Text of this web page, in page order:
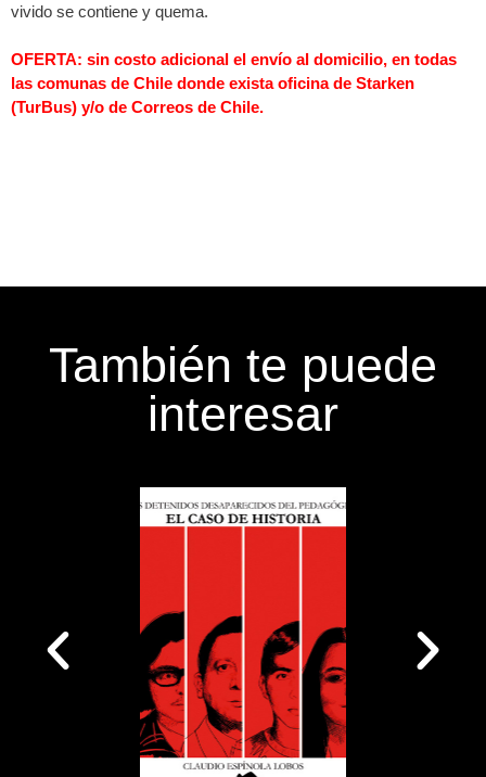
vivido se contiene y quema.
OFERTA: sin costo adicional el envío al domicilio, en todas
las comunas de Chile donde exista oficina de Starken
(TurBus) y/o de Correos de Chile.
También te puede
interesar